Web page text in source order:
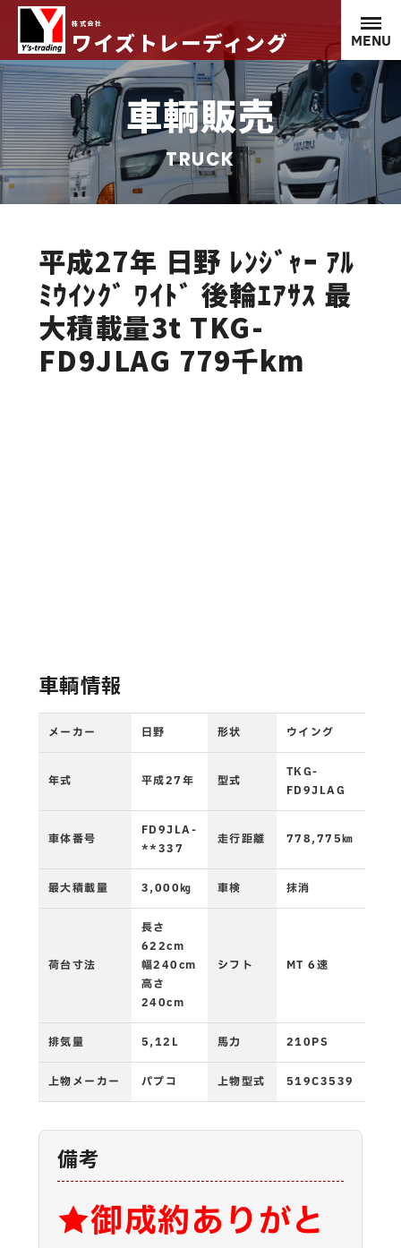
株式会社
ワイズトレーディング MENU
車輌販売
TRUCK
平成27年 日野 ﾚﾝｼﾞｬｰ ｱﾙ
ﾐｳｲﾝｸﾞ ﾜｲﾄﾞ 後輪ｴｱｻｽ 最
大積載量3t TKG-
FD9JLAG 779千km
車輌情報
メーカー 日野 形状 ウイング
年式 平成27年 型式
TKG-
FD9JLAG
車体番号
FD9JLA-
**337
走行距離 778,775㎞
最大積載量 3,000㎏ 車検 抹消
荷台寸法
長さ
622cm
幅240cm
高さ
240cm
シフト MT 6速
排気量 5,12L 馬力 210PS
上物メーカー パプコ 上物型式 519C3539
備考
★御成約ありがと